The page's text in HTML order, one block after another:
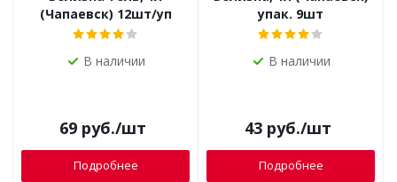
(Чапаевск) 12шт/уп
В наличии
69руб./шт
Подробнее
упак. 9шт
В наличии
43руб./шт
Подробнее